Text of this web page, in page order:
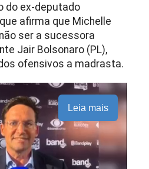
do ex-deputado
afirma que Michelle
ser a sucessora
Jair Bolsonaro (PL),
ofensivos a madrasta.
Leia mais